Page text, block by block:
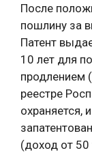
После
пошлину за
Патент
10 лет для
продлением
реестре
охраняется,
(доход от 50